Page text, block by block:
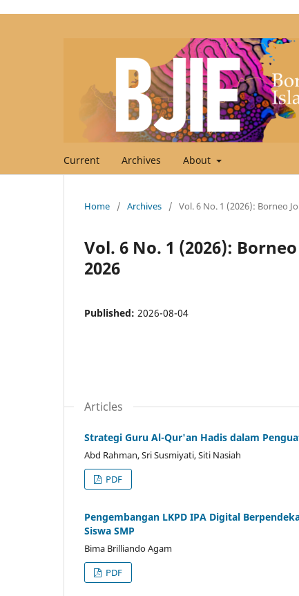
Current Archives About
Home / Archives / Vol. 6 No. 1 (2026): Borneo
Vol. 6 No. 1 (2026):
2026
Published: 2026-08-04
Articles
Strategi Guru Al-Qur'an Hadis dalam
Abd Rahman, Sri Susmiyati, Siti Nasiah
PDF
Pengembangan LKPD IPA Digital
Siswa SMP
Bima Brilliando Agam
PDF